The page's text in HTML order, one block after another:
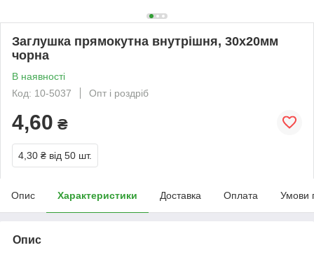
Заглушка прямокутна внутрішня, 30х20мм
чорна
В наявності
Код: 10-5037
Опт і роздріб
4,60 ₴
4,30 ₴ від 50 шт.
Опис Характеристики Доставка Оплата Умови
Опис